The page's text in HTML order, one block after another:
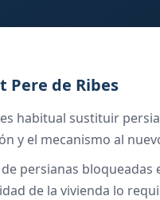
Pere de Ribes
es habitual sustituir
y el mecanismo al
persianas bloqueadas
de la vivienda lo